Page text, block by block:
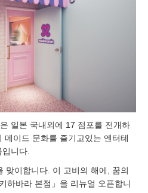
일본 국내외에 17 점포를 전개하
메이드 문화를 즐기고있는 엔터테
니다.
맞이합니다. 이 고비의 해에, 꿈의
하바라 본점」을 리뉴얼 오픈합니